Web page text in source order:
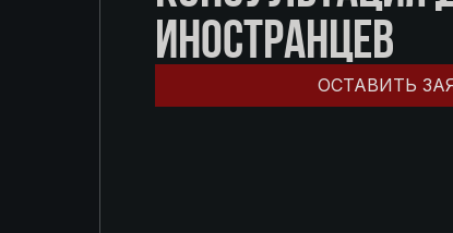
ИНОСТРАНЦЕВ
ОСТАВИТЬ